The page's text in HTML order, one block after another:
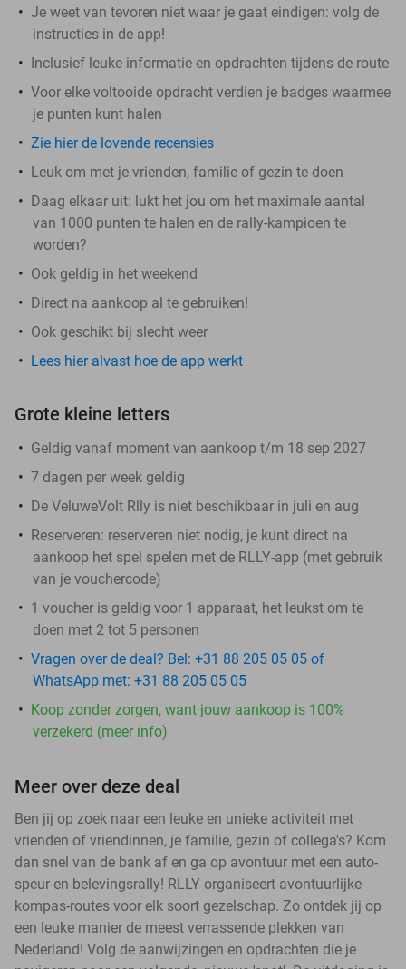
Je weet van tevoren niet waar je gaat eindigen: volg de
instructies in de app!
Inclusief leuke informatie en opdrachten tijdens de route
Voor elke voltooide opdracht verdien je badges waarmee
je punten kunt halen
Zie hier de lovende recensies
Leuk om met je vrienden, familie of gezin te doen
Daag elkaar uit: lukt het jou om het maximale aantal
van 1000 punten te halen en de rally-kampioen te
worden?
Ook geldig in het weekend
Direct na aankoop al te gebruiken!
Ook geschikt bij slecht weer
Lees hier alvast hoe de app werkt
Grote kleine letters
Geldig vanaf moment van aankoop t/m 18 sep 2027
7 dagen per week geldig
De VeluweVolt Rlly is niet beschikbaar in juli en aug
Reserveren: reserveren niet nodig, je kunt direct na
aankoop het spel spelen met de RLLY-app (met gebruik
van je vouchercode)
1 voucher is geldig voor 1 apparaat, het leukst om te
doen met 2 tot 5 personen
Vragen over de deal? Bel: +31 88 205 05 05 of
WhatsApp met: +31 88 205 05 05
Koop zonder zorgen, want jouw aankoop is 100%
verzekerd (meer info)
Meer over deze deal
Ben jij op zoek naar een leuke en unieke activiteit met
vrienden of vriendinnen, je familie, gezin of collega's? Kom
dan snel van de bank af en ga op avontuur met een auto-
speur-en-belevingsrally! RLLY organiseert avontuurlijke
kompas-routes voor elk soort gezelschap. Zo ontdek jij op
een leuke manier de meest verrassende plekken van
Nederland! Volg de aanwijzingen en opdrachten die je